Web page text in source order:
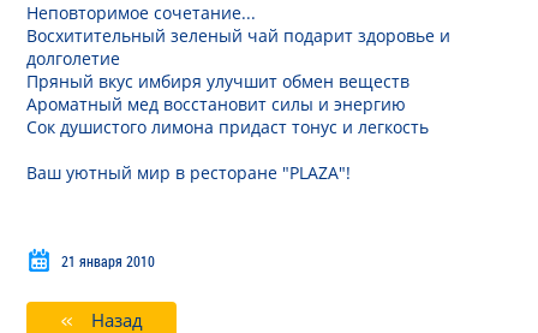
Неповторимое сочетание...
Восхитительный зеленый чай подарит здоровье и
долголетие
Пряный вкус имбиря улучшит обмен веществ
Ароматный мед восстановит силы и энергию
Сок душистого лимона придаст тонус и легкость
Ваш уютный мир в ресторане "PLAZA"!
21 января 2010
Назад